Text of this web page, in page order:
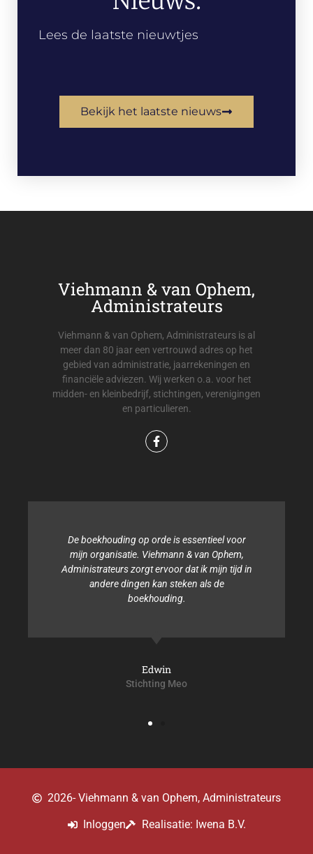
Lees de laatste nieuwtjes
Bekijk het laatste nieuws
Viehmann & van Ophem,
Administrateurs
Viehmann & van Ophem, Administrateurs is al
meer dan 80 jaar een vertrouwd adres op het
gebied van administratie, jaarrekeningen en
financiële adviezen. Wij werken o.a. voor het
midden- en kleinbedrijf, stichtingen, verenigingen
en particulieren.
Binnen onze organisatie hebben wij noch de
tijd noch de kennis voor de boekhouding. Het
team van Viehmann & van Ophem,
Administrateurs is altijd behulpzaam en samen
zorgen zij ervoor dat alles geregeld is.
Isabel
Stichting Sterke lach
2026- Viehmann & van Ophem, Administrateurs
Inloggen
Realisatie: Iwena B.V.